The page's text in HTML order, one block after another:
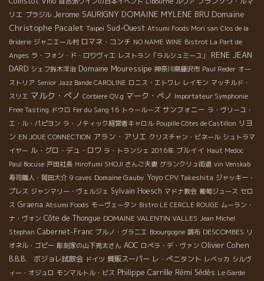
リエ ブラジル Jerome SAURIGNY DOMAINE MYLENE BRU Domaine
Christophe Pacalet Taipei Sud-Ouest Atsumi Foods Mori san Clos de la
Briderie ジャニエール村 ロマネ・コンチ NO NAME WINE Bistrot La Part de
Anges ラ・フォン・ド・ロりヴィエ レストラン「ラルシュミーユ」
RENE JEAN
DARD シェフ鈴木洋治 Domaine Mouressipe 神奈川県藤沢市 Paul Reder オー
ストリア Senior Jazz Bande CAROLINE ロニス・エトワレ レイモン マッチルド・
スリエ マルク・ぺノ Corbiere QV.g マーク・ペノ Importateur Symphonie
Free Tasting ドウロ Fer du Sang 16 トゥールーズ サンフォニー ラ・ヴリーユ・
エ・ル・パピヨン ラ・ノティック経営者キャロル Poupille Côtes de Castillon リヨ
ン EN JOUE CONNECTION アラン・アリエ クリスチャン・ビネール シュトラマ
イヤー ル・グロ・デュ・ロワ ラ・トランシェ 2016年 ブルイイ Haut Medoc
Paul Bocuse 戸田社長 Hirofumi SHOJI さんご夫妻 グランクリュ街道 vin Venskab
寿司職人・岡田大介 9 caves Domaine Gauby Yoyo CPV Takeshita ジャッキー・
プレス ジャンマリー・ヴェルジェ Sylvain Hoesch マドナ教会 葡萄ジュース セロ
ス Graena Atsumi Foods モーヴェータン Bistro LE CERCLE ROUGE ムーラン・
ナ・ヴォン Côte de Thongue DOMAINE VALENTIN VALLES Jean Michel
Stephan Cabernet-Franc ブルノ・グラニエ Boourgogne 調布 DESCOMBES リ
オネル・ゴビー 彫刻家の山下亮太さん AOC ロペラ・デ・ヴァン Olivier Cohen
B.B.B. ボジョレ試飲会 ドイツ 質販スーパー レ・ぺニタント レベッカ シルヴ
ィー・オジュロ モンマルトル・ビス Philippe Carrille Rémi Sédès Le Garde